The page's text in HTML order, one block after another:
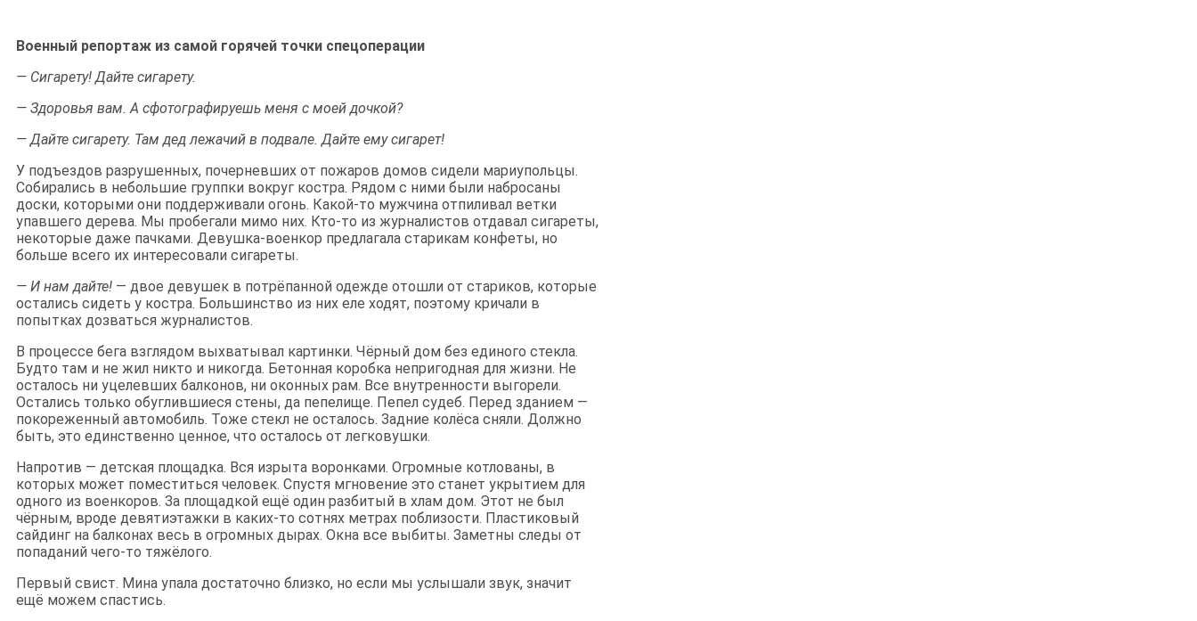
Военный репортаж из самой горячей точки спецоперации
— Сигарету! Дайте сигарету.
— Здоровья вам. А сфотографируешь меня с моей дочкой?
— Дайте сигарету. Там дед лежачий в подвале. Дайте ему сигарет!
У подъездов разрушенных, почерневших от пожаров домов сидели мариупольцы.
Собирались в небольшие группки вокруг костра. Рядом с ними были набросаны
доски, которыми они поддерживали огонь. Какой-то мужчина отпиливал ветки
упавшего дерева. Мы пробегали мимо них. Кто-то из журналистов отдавал сигареты,
некоторые даже пачками. Девушка-военкор предлагала старикам конфеты, но
больше всего их интересовали сигареты.
— И нам дайте! — двое девушек в потрёпанной одежде отошли от стариков, которые
остались сидеть у костра. Большинство из них еле ходят, поэтому кричали в
попытках дозваться журналистов.
В процессе бега взглядом выхватывал картинки. Чёрный дом без единого стекла.
Будто там и не жил никто и никогда. Бетонная коробка непригодная для жизни. Не
осталось ни уцелевших балконов, ни оконных рам. Все внутренности выгорели.
Остались только обуглившиеся стены, да пепелище. Пепел судеб. Перед зданием —
покореженный автомобиль. Тоже стекл не осталось. Задние колёса сняли. Должно
быть, это единственно ценное, что осталось от легковушки.
Напротив — детская площадка. Вся изрыта воронками. Огромные котлованы, в
которых может поместиться человек. Спустя мгновение это станет укрытием для
одного из военкоров. За площадкой ещё один разбитый в хлам дом. Этот не был
чёрным, вроде девятиэтажки в каких-то сотнях метрах поблизости. Пластиковый
сайдинг на балконах весь в огромных дырах. Окна все выбиты. Заметны следы от
попаданий чего-то тяжёлого.
Первый свист. Мина упала достаточно близко, но если мы услышали звук, значит
ещё можем спастись.